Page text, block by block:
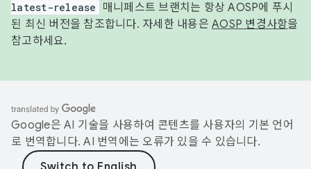
latest-release
매니페스트 브랜치는 항상 AOSP에 푸시
된 최신 버전을 참조합니다. 자세한 내용은 AOSP 변경사항을
참고하세요.
Google은 AI 기술을 사용하여 콘텐츠를 사용자의 기본 언어
로 번역합니다. AI 번역에는 오류가 있을 수 있습니다.